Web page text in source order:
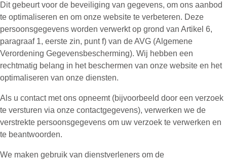
Dit gebeurt voor de beveiliging van gegevens, om ons aanbod
te optimaliseren en om onze website te verbeteren. Deze
persoonsgegevens worden verwerkt op grond van Artikel 6,
paragraaf 1, eerste zin, punt f) van de AVG (Algemene
Verordening Gegevensbescherming). Wij hebben een
rechtmatig belang in het beschermen van onze website en het
optimaliseren van onze diensten.
Als u contact met ons opneemt (bijvoorbeeld door een verzoek
te versturen via onze contactgegevens), verwerken we de
verstrekte persoonsgegevens om uw verzoek te verwerken en
te beantwoorden.
We maken gebruik van dienstverleners om de